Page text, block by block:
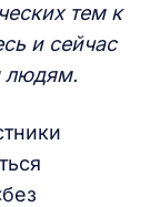
тем к
и сейчас
людям.